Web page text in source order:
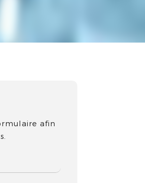
afin